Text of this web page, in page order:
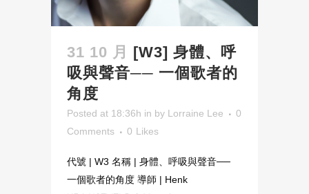
31 10 月 [W3] 身體、呼
吸與聲音── 一個歌者的
角度
Posted at 18:36h in by Lorraine Lee
0
Comments
0 Likes
代號 | W3 名稱 | 身體、呼吸與聲音──
一個歌者的角度 導師 | Henk